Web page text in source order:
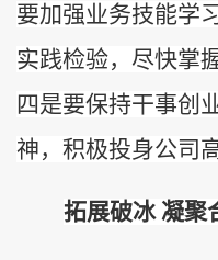
要加强业务技能学
实践检验，尽快掌
四是要保持干事创
神，积极投身公司
拓展破冰 凝聚